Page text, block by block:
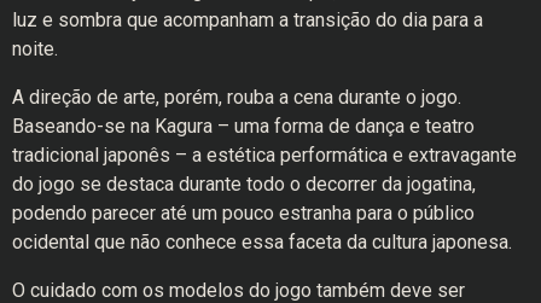
luz e sombra que acompanham a transição do dia para a
noite.
A direção de arte, porém, rouba a cena durante o jogo.
Baseando-se na Kagura – uma forma de dança e teatro
tradicional japonês – a estética performática e extravagante
do jogo se destaca durante todo o decorrer da jogatina,
podendo parecer até um pouco estranha para o público
ocidental que não conhece essa faceta da cultura japonesa.
O cuidado com os modelos do jogo também deve ser